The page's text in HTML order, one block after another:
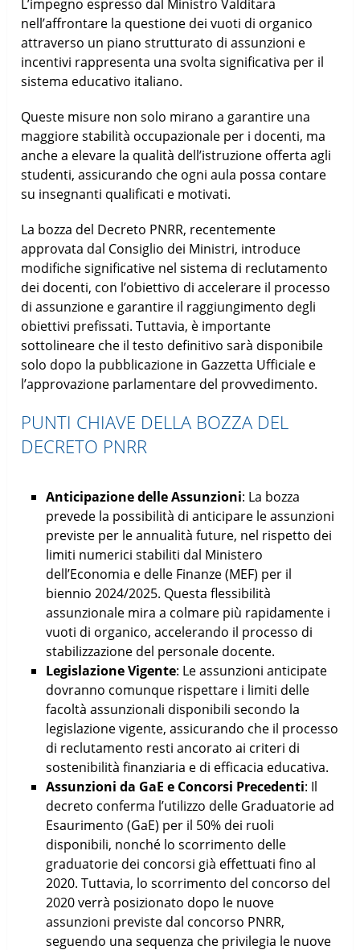
L’impegno espresso dal Ministro Valditara
nell’affrontare la questione dei vuoti di organico
attraverso un piano strutturato di assunzioni e
incentivi rappresenta una svolta significativa per il
sistema educativo italiano.
Queste misure non solo mirano a garantire una
maggiore stabilità occupazionale per i docenti, ma
anche a elevare la qualità dell’istruzione offerta agli
studenti, assicurando che ogni aula possa contare
su insegnanti qualificati e motivati.
La bozza del Decreto PNRR, recentemente
approvata dal Consiglio dei Ministri, introduce
modifiche significative nel sistema di reclutamento
dei docenti, con l’obiettivo di accelerare il processo
di assunzione e garantire il raggiungimento degli
obiettivi prefissati. Tuttavia, è importante
sottolineare che il testo definitivo sarà disponibile
solo dopo la pubblicazione in Gazzetta Ufficiale e
l’approvazione parlamentare del provvedimento.
PUNTI CHIAVE DELLA BOZZA DEL
DECRETO PNRR
Anticipazione delle Assunzioni: La bozza
prevede la possibilità di anticipare le assunzioni
previste per le annualità future, nel rispetto dei
limiti numerici stabiliti dal Ministero
dell’Economia e delle Finanze (MEF) per il
biennio 2024/2025. Questa flessibilità
assunzionale mira a colmare più rapidamente i
vuoti di organico, accelerando il processo di
stabilizzazione del personale docente.
Legislazione Vigente: Le assunzioni anticipate
dovranno comunque rispettare i limiti delle
facoltà assunzionali disponibili secondo la
legislazione vigente, assicurando che il processo
di reclutamento resti ancorato ai criteri di
sostenibilità finanziaria e di efficacia educativa.
Assunzioni da GaE e Concorsi Precedenti: Il
decreto conferma l’utilizzo delle Graduatorie ad
Esaurimento (GaE) per il 50% dei ruoli
disponibili, nonché lo scorrimento delle
graduatorie dei concorsi già effettuati fino al
2020. Tuttavia, lo scorrimento del concorso del
2020 verrà posizionato dopo le nuove
assunzioni previste dal concorso PNRR,
seguendo una sequenza che privilegia le nuove